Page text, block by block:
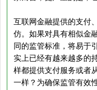
互联网金融提供的支付
仿。如果对具有相似金
同的监管标准，将易于
实上已经有越来越多的
样都提供支付服务或者
一样？为确保监管有效